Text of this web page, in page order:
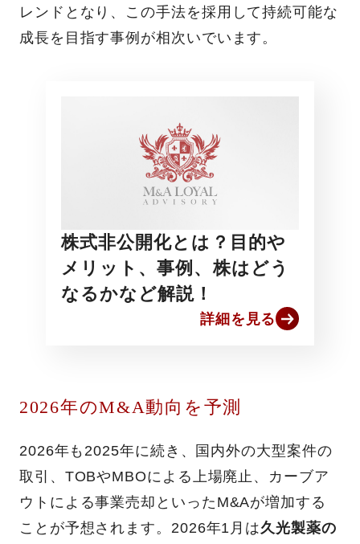
レンドとなり、この手法を採用して持続可能な
成長を目指す事例が相次いでいます。
株式非公開化とは？目的や
メリット、事例、株はどう
なるかなど解説！
詳細を見る
2026年のM&A動向を予測
2026年も2025年に続き、国内外の大型案件の
取引、TOBやMBOによる上場廃止、カーブア
ウトによる事業売却といったM&Aが増加する
ことが予想されます。2026年1月は久光製薬の